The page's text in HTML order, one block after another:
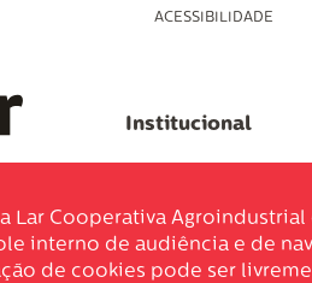
ACESSIBILIDADE
Institucional
Lar Cooperativa
interno de audiência e de
de cookies pode ser